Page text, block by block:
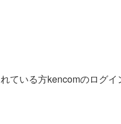
ている方kencomのログ